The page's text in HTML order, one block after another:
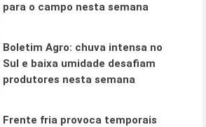
para o campo nesta semana
Boletim Agro: chuva intensa no
Sul e baixa umidade desafiam
produtores nesta semana
Frente fria provoca temporais